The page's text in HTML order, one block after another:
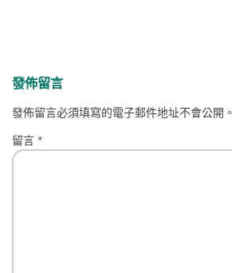
發佈留言
發佈留言必須填寫的電子郵件地址不會公開。
留言*